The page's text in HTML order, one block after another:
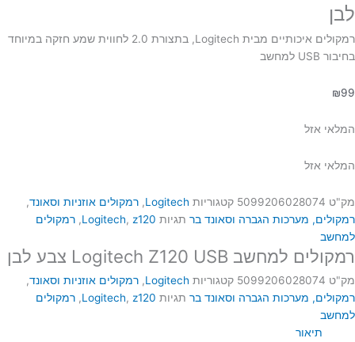
לבן
רמקולים איכותיים מבית Logitech, בתצורת 2.0 לחווית שמע חזקה במיוחד
בחיבור USB למחשב
₪99
המלאי אזל
המלאי אזל
מק"ט 5099206028074 קטגוריות Logitech
, רמקולים אוזניות וסאונד,
רמקולים, מערכות הגברה וסאונד בר תגיות Logitech, z120
, רמקולים
למחשב
רמקולים למחשב Logitech Z120 USB צבע לבן
מק"ט 5099206028074 קטגוריות Logitech
, רמקולים אוזניות וסאונד,
רמקולים, מערכות הגברה וסאונד בר תגיות Logitech, z120
, רמקולים
למחשב
תיאור